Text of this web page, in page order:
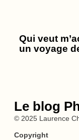
Qui veut
un voyage
Le blog
© 2025 Laurence
Copyright